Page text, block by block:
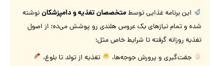
این برنامه غذایی توسطمتخصصان تغذیه و دامپزشکاننوشته
شده و تمام نیازهای یک عروس هلندی رو پوشش می‌ده؛ از اصول
تغذیه روزانه گرفته تا شرایط خاص مثل:
جفت‌گیری و پرورش جوجه‌ها،
تغذیه از تولد تا بلوغ،